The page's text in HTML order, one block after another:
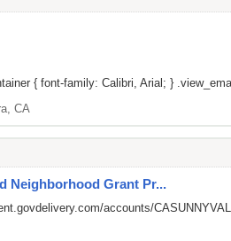
{ font-family: Calibri, Arial; }
CA
Neighborhood Grant Pr...
accounts/